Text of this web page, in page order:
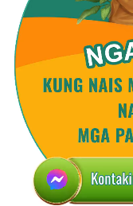
Ang ginagawang
ay ang
Hindi ito nakikita,
Binabago ng
pag-ibig at buhay.